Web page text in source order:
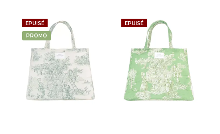
EPUISÉ
PROMO
EPUISÉ